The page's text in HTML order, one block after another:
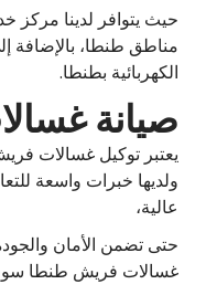
حيث يتوافر لدينا مركز
مناطق طنطا، بالإضافة
الكهربائية بطنطا.
صيانة
يعتبر توكيل غسالات
ولديها خبرات واسعة
عالية،
حتى تضمن الأمان
غسالات فريش طنطا